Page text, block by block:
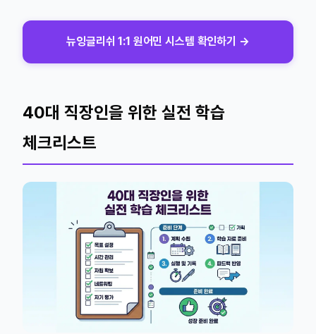
뉴잉글리쉬 1:1 원어민 시스템 확인하기 →
40대 직장인을 위한 실전 학습
체크리스트